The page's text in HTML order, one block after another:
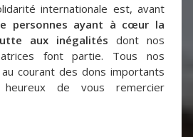
internationale est, avant
personnes ayant à cœur la
aux inégalités dont nos
font partie. Tous nos
courant des dons importants
de vous remercier